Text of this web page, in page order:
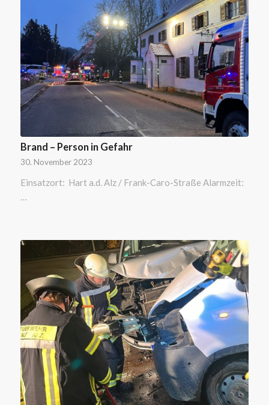
Brand – Person in Gefahr
30. November 2023
Einsatzort: Hart a.d. Alz / Frank-Caro-Straße Alarmzeit:
…